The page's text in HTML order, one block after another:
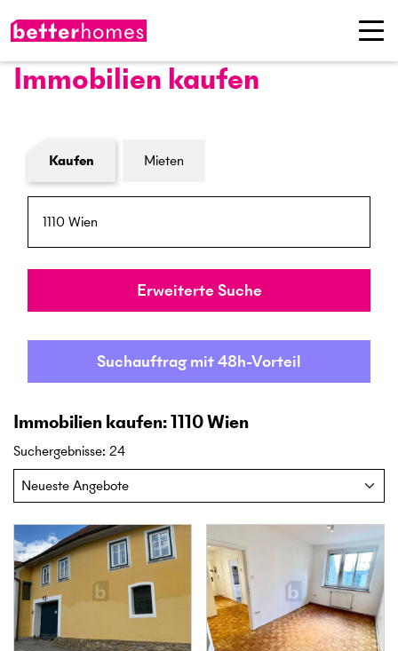
Immobilien kaufen
Formular Immobiliensuche
Kaufen Mieten
PLZ / Ort
Umkreis
Erweiterte Suche
Suchauftrag mit 48h-Vorteil
Immobilien kaufen: 1110 Wien
Suchergebnisse: 24